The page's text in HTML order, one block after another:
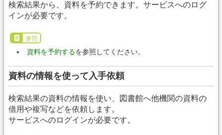
検索結果から、資料を予約できます。サービスへのログ
インが必要です。
参照
資料を予約するを参照してください。
資料の情報を使って入手依頼
検索結果の資料の情報を使い、図書館へ他機関の資料の
借用や複写などを依頼します。
サービスへのログインが必要です。